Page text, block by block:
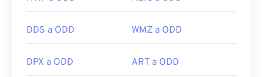
DDS a ODD WMZ a ODD
DPX a ODD ART a ODD